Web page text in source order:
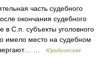
часть судебного
окончания судебного
в С.п. субъекты уголовного
имело место на судебном
…
Юридическая